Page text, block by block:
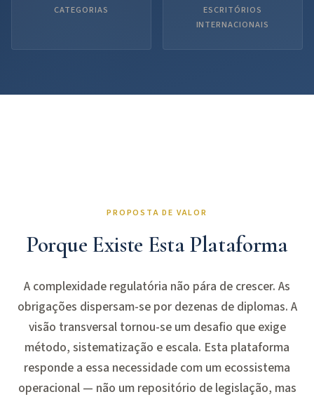
CATEGORIAS
ESCRITÓRIOS
INTERNACIONAIS
PROPOSTA DE VALOR
Porque Existe Esta Plataforma
A complexidade regulatória não pára de crescer. As
obrigações dispersam-se por dezenas de diplomas. A
visão transversal tornou-se um desafio que exige
método, sistematização e escala. Esta plataforma
responde a essa necessidade com um ecossistema
operacional — não um repositório de legislação, mas